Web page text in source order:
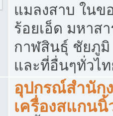
แมลงสาบ ใน
ร้อยเอ็ด มหาส
กาฬสินธุ์ ชัยภู
และที่อื่นๆทั่วไ
อุปกรณ์สำนัก
เครื่องสแกนนิ้